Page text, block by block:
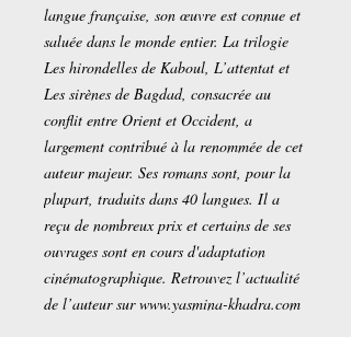
langue française, son œuvre est connue et
saluée dans le monde entier. La trilogie
Les hirondelles de Kaboul, L’attentat et
Les sirènes de Bagdad, consacrée au
conflit entre Orient et Occident, a
largement contribué à la renommée de cet
auteur majeur. Ses romans sont, pour la
plupart, traduits dans 40 langues. Il a
reçu de nombreux prix et certains de ses
ouvrages sont en cours d'adaptation
cinématographique. Retrouvez l’actualité
de l’auteur sur www.yasmina-khadra.com